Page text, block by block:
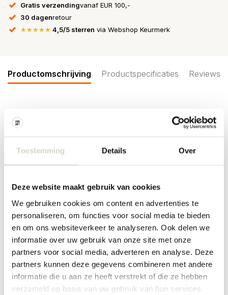
Toestemming Details Over
Deze website maakt gebruik van cookies
We gebruiken cookies om content en advertenties te
personaliseren, om functies voor social media te bieden
en om ons websiteverkeer te analyseren. Ook delen we
informatie over uw gebruik van onze site met onze
partners voor social media, adverteren en analyse. Deze
partners kunnen deze gegevens combineren met andere
informatie die u aan ze heeft verstrekt of die ze hebben
verzameld op basis van uw gebruik van hun services.
Gratis verzendingvanaf EUR 100,-
30 dagenretour
★★★★★ 4,5/5 sterren via Webshop Keurmerk
Productomschrijving Productspecificaties Reviews
De Bloomingville Paula espresso kopjes worden geleverd in een
set van 4 stuks. Beschikbaar in meerdere kleuren. Afmeting
Afmeting: diameter 7 x hoogte 6cm
Inhoud: 140ml
Kleur: grijs
Overige: Door het gebruikte materiaal kunnen er per item
verschillen zijn. Geschikt voor in de vaatwasser, oven en
magnetron.
PRODUCTSPECIFICATIES
Artikelnummer 82061632
82061632